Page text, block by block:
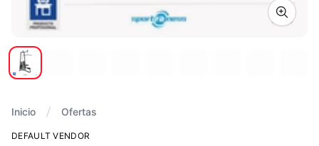
Zoom
Inicio Ofertas
DEFAULT VENDOR